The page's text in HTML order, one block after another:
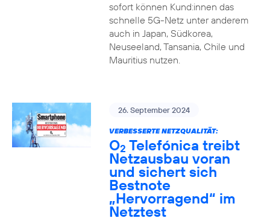
sofort können Kund:innen das
schnelle 5G-Netz unter anderem
auch in Japan, Südkorea,
Neuseeland, Tansania, Chile und
Mauritius nutzen.
26. September 2024
VERBESSERTE NETZQUALITÄT:
O2 Telefónica treibt
Netzausbau voran
und sichert sich
Bestnote
„Hervorragend“ im
Netztest